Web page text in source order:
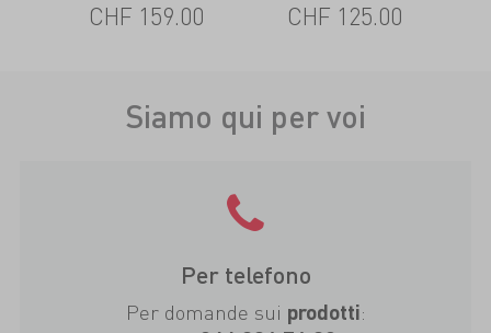
CHF 159.00 CHF 125.00
Siamo qui per voi
Per telefono
Per domande sui prodotti: